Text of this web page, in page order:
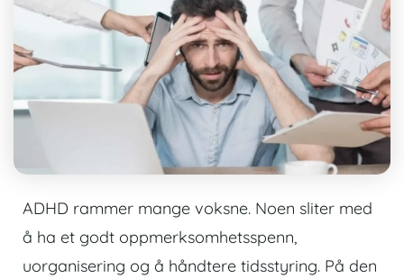
ADHD rammer mange voksne. Noen sliter med
å ha et godt oppmerksomhetsspenn,
uorganisering og å håndtere tidsstyring. På den